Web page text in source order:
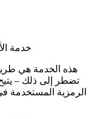
خدمة
هذه الخدمة هي
تضطر إلى ذلك –
الرمزية المستخدمة